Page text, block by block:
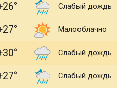
Слабый дождь
Малооблачно
Слабый дождь
Слабый дождь